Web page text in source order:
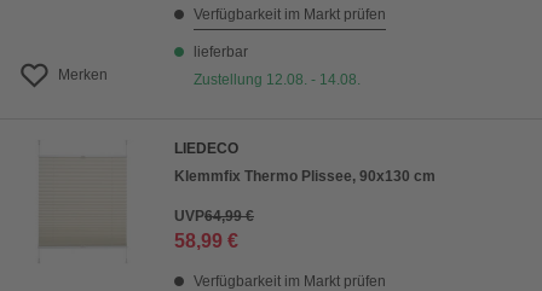
Merken
Verfügbarkeit im Markt prüfen
lieferbar
Zustellung 12.08. - 14.08.
LIEDECO
Klemmfix Thermo Plissee, 90x130 cm
UVP64,99 €
58,99 €
Verfügbarkeit im Markt prüfen